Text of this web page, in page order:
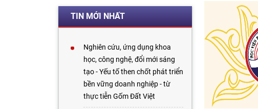
TIN MỚI NHẤT
Nghiên cứu, ứng dụng khoa
học, công nghệ, đổi mới sáng
tạo - Yếu tố then chốt phát triển
bền vững doanh nghiệp - từ
thực tiễn Gốm Đất Việt